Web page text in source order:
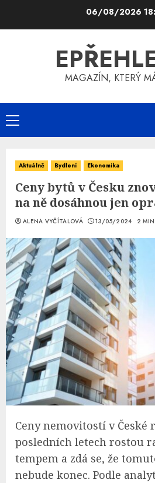
06/08/2026
MAGAZÍN, KTERÝ
Primary
Menu
Aktuálně Bydlení Ekonomika
Ceny bytů v Česku
na ně dosáhnou jen
ALENA VYČÍTALOVÁ 13/05/2024 2
Ceny nemovitostí v České
posledních letech rostou
tempem a zdá se, že
nebude konec. Podle